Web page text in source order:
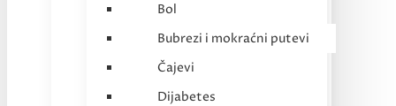
Bol
Bubrezi i mokraćni putevi
Čajevi
Dijabetes